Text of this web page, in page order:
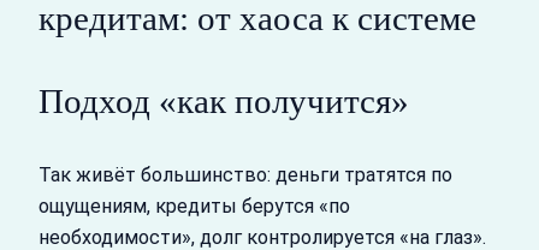
кредитам: от хаоса к системе
Подход «как получится»
Так живёт большинство: деньги тратятся по
ощущениям, кредиты берутся «по
необходимости», долг контролируется «на глаз».